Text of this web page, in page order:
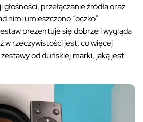
przełączanie źródła oraz
nimi umieszczono “oczko”
prezentuje się dobrze i wygląda
w rzeczywistości jest, co więcej
od duńskiej marki, jaką jest